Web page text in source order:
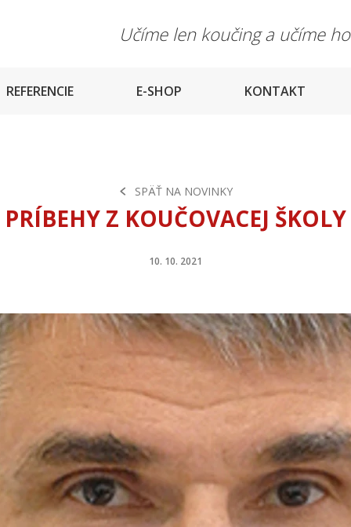
Učíme len koučing a učíme
REFERENCIE E-SHOP KONTAKT
SPÄŤ NA NOVINKY
PRÍBEHY Z KOUČOVACEJ ŠKOLY
10. 10. 2021